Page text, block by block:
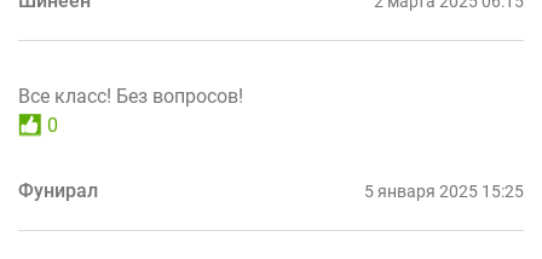
Все класс! Без вопросов!
0
Фунирал 5 января 2025 15:25